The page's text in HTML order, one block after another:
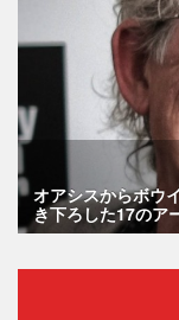
オアシスからボウ
き下ろした17のア